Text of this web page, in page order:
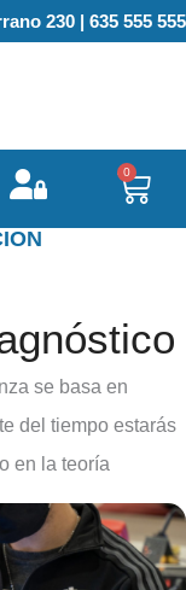
230 | 635 555 555
0
se basa en
del tiempo estarás
en la teoría